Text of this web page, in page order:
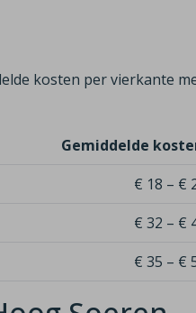
kosten per vierkante
Gemiddelde
€ 18 – €
€ 32 – €
€ 35 – €